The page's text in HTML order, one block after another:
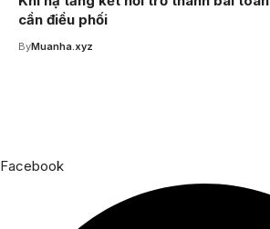
cần điều phối
ByMuanha.xyz
Facebook